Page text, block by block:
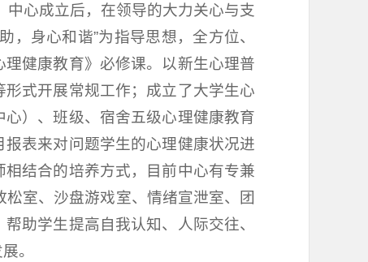
心成立后，在领导的大力关心与支
身心和谐”为指导思想，全方位、
健康教育》必修课。以新生心理普
式开展常规工作；成立了大学生心
）、班级、宿舍五级心理健康教育
表来对问题学生的心理健康状况进
结合的培养方式，目前中心有专兼
室、沙盘游戏室、情绪宣泄室、团
助学生提高自我认知、人际交往、
。